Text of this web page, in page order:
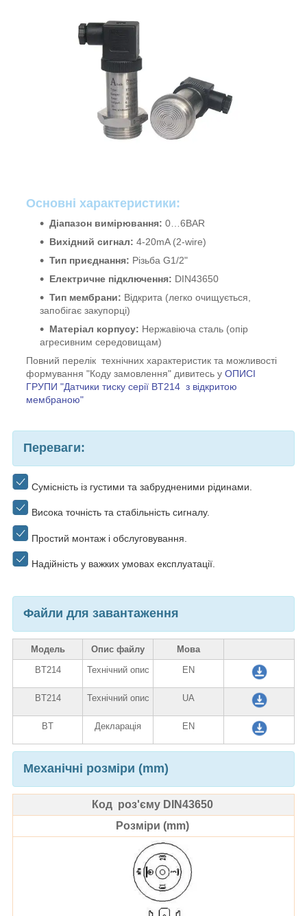
Основні характеристики:
Діапазон вимірювання: 0…6BAR
Вихідний сигнал: 4-20mA (2-wire)
Тип приєднання: Різьба G1/2"
Електричне підключення: DIN43650
Тип мембрани: Відкрита (легко очищується,
запобігає закупорці)
Матеріал корпусу: Нержавіюча сталь (опір
агресивним середовищам)
Повний перелік технічних характеристик та можливості
формування "Коду замовлення" дивитесь у ОПИСІ
ГРУПИ "Датчики тиску серії BT214 з відкритою
мембраною"
Переваги:
Сумісність із густими та забрудненими рідинами.
Висока точність та стабільність сигналу.
Простий монтаж і обслуговування.
Надійність у важких умовах експлуатації.
Файли для завантаження
Модель Опис файлу
Мова
BT214
Технічний опис EN
BT214 Технічний опис UA
BT Декларація EN
Механічні розміри (mm)
Код роз'єму DIN43650
Розміри (mm)